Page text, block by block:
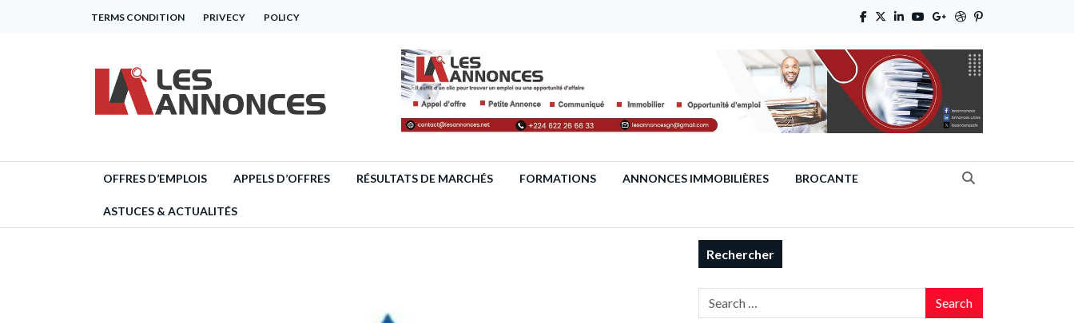
TERMS CONDITION PRIVECY POLICY
OFFRES D’EMPLOIS APPELS D’OFFRES RÉSULTATS DE MARCHÉS FORMATIONS ANNONCES IMMOBILIÈRES BROCANTE
ASTUCES & ACTUALITÉS
Rechercher
Search